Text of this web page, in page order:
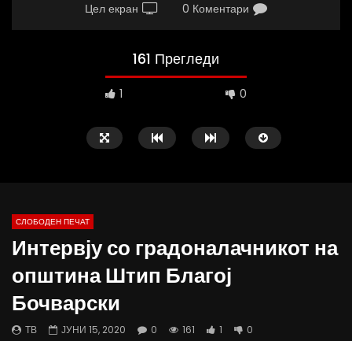
Цел екран 0 Коментари
161 Прегледи
1 0
Вести на „Слободен Печат“
07.08.2026
АВГУСТ 7, 2026
АВГУСТ 6, 2026
СЛОБОДЕН ПЕЧАТ
Интервју со градоналачникот на
општина Штип Благој
Бочварски
ТВ ЈУНИ 15, 2020 0 161 1 0